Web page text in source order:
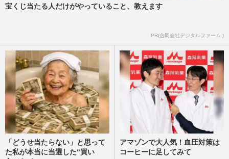
宝くじ当たる人だけがやっていること、教えます
PR(合同会社デジタルファーム )
「どうせ当たらない」と思って
た私が本当に当選した“買い
アマゾンで大人気！血圧対策は
コーヒーに足してみて